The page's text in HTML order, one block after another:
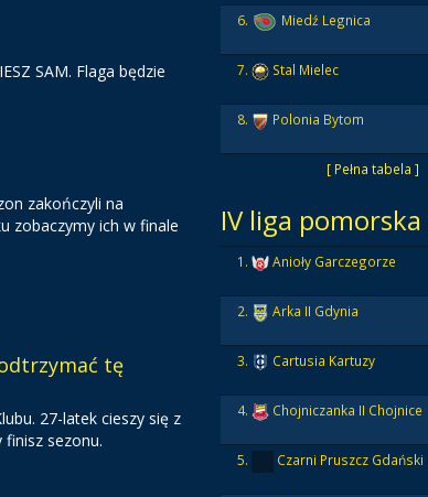
SAM. Flaga będzie
zakończyli na
zobaczymy ich w finale
tę
27-latek cieszy się z
sezonu.
[ Pełna tabela ]
6.
Miedź Legnica
7.
Stal Mielec
8.
Polonia Bytom
IV liga pomorska
1. Anioły Garczegorze
2.
Arka II Gdynia
3.
Cartusia Kartuzy
4.
Chojniczanka II Chojnice
5.
Czarni Pruszcz Gdański